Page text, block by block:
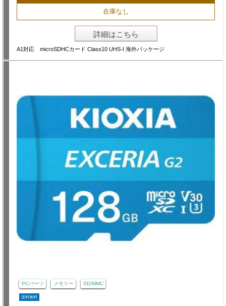
在庫なし
詳細はこちら
A1対応 microSDHCカード Class10 UHS-I 海外パッケージ
PCパーツ メモリー SD/MMC
送料無料